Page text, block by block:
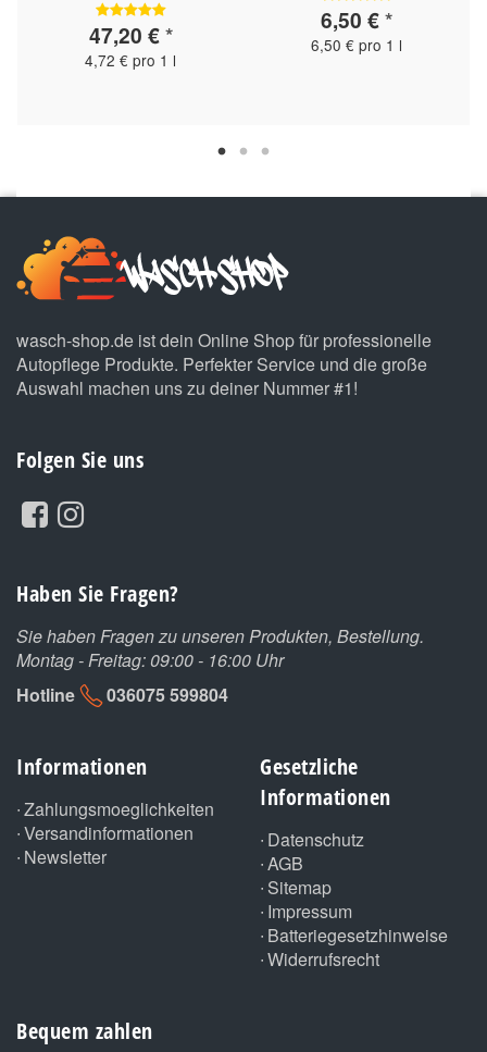
47,20 €*
4,72 € pro 1 l
6,50 €*
6,50 € pro 1 l
wasch-shop.de ist dein Online Shop für professionelle
Autopflege Produkte. Perfekter Service und die große
Auswahl machen uns zu deiner Nummer #1!
Folgen Sie uns
Haben Sie Fragen?
Sie haben Fragen zu unseren Produkten, Bestellung.
Montag - Freitag: 09:00 - 16:00 Uhr
Hotline
036075 599804
Informationen
Zahlungsmoeglichkeiten
Versandinformationen
Newsletter
Gesetzliche
Informationen
Datenschutz
AGB
Sitemap
Impressum
Batteriegesetzhinweise
Widerrufsrecht
Bequem zahlen